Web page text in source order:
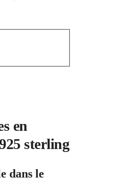
en
sterling
dans le